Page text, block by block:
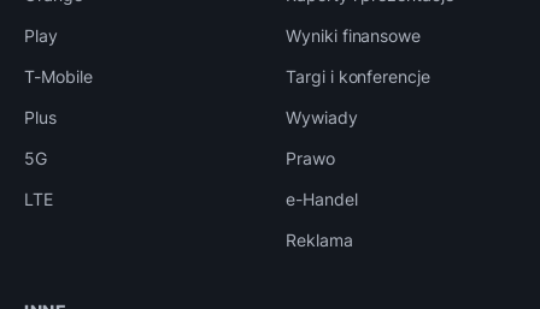
Play
T-Mobile
Plus
5G
LTE
Wyniki finansowe
Targi i konferencje
Wywiady
Prawo
e-Handel
Reklama